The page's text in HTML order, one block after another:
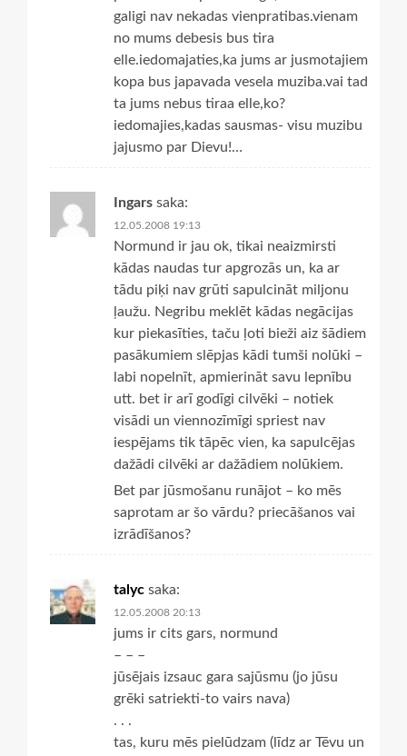
galigi nav nekadas vienpratibas.vienam
no mums debesis bus tira
elle.iedomajaties,ka jums ar jusmotajiem
kopa bus japavada vesela muziba.vai tad
ta jums nebus tiraa elle,ko?
iedomajies,kadas sausmas- visu muzibu
jajusmo par Dievu!…
Ingars saka:
12.05.2008 19:13
Normund ir jau ok, tikai neaizmirsti
kādas naudas tur apgrozās un, ka ar
tādu piķi nav grūti sapulcināt miljonu
ļaužu. Negribu meklēt kādas negācijas
kur piekasīties, taču ļoti bieži aiz šādiem
pasākumiem slēpjas kādi tumši nolūki –
labi nopelnīt, apmierināt savu lepnību
utt. bet ir arī godīgi cilvēki – notiek
visādi un viennozīmīgi spriest nav
iespējams tik tāpēc vien, ka sapulcējas
dažādi cilvēki ar dažādiem nolūkiem.
Bet par jūsmošanu runājot – ko mēs
saprotam ar šo vārdu? priecāšanos vai
izrādīšanos?
talyc saka:
12.05.2008 20:13
jums ir cits gars, normund
– – –
jūsējais izsauc gara sajūsmu (jo jūsu
grēki satriekti-to vairs nava)
. . .
tas, kuru mēs pielūdzam (līdz ar Tēvu un